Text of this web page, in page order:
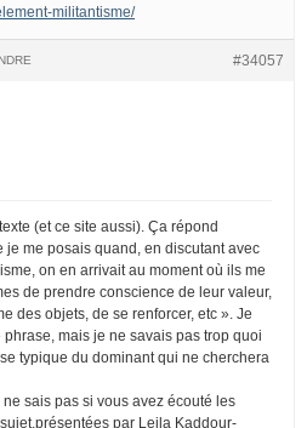
militantisme/
#34057
(et ce site aussi). Ça répond
me posais quand, en discutant avec
on en arrivait au moment où ils me
de prendre conscience de leur valeur,
des objets, de se renforcer, etc ». Je
phrase, mais je ne savais pas trop quoi
typique du dominant qui ne cherchera
sais pas si vous avez écouté les
par Leila Kaddour-